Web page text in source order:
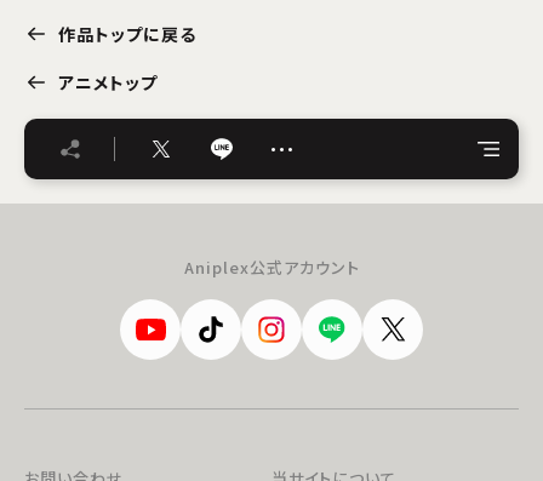
作品トップに戻る
アニメトップ
…
Aniplex公式アカウント